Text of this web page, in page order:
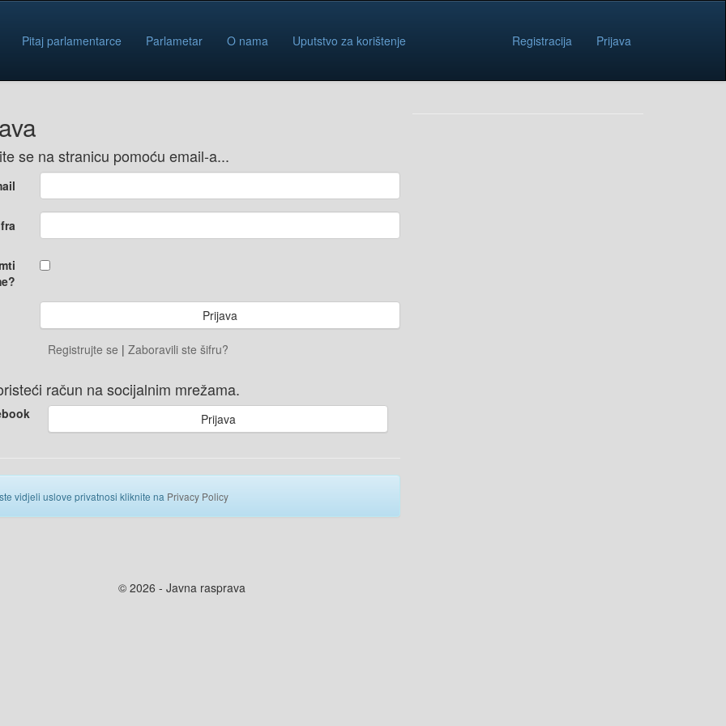
Pitaj parlamentarce Parlametar O nama Uputstvo za korištenje Registracija Prijava
se na stranicu pomoću email-a...
Registrujte se | Zaboravili ste šifru?
račun na socijalnim mrežama.
Prijava
vidjeli uslove privatnosi kliknite na Privacy Policy
© 2026 - Javna rasprava